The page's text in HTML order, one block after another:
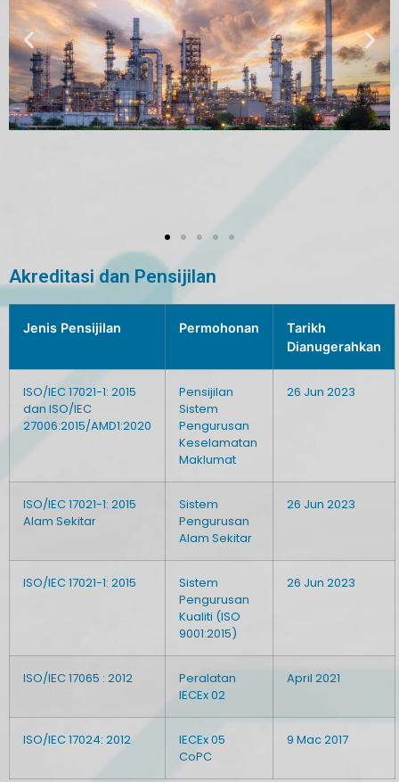
Akreditasi dan Pensijilan
Jenis Pensijilan Permohonan
Tarikh
Dianugerahkan
ISO/IEC 17021-1: 2015
dan ISO/IEC
27006:2015/AMD1:2020
Pensijilan
Sistem
Pengurusan
Keselamatan
Maklumat
26 Jun 2023
ISO/IEC 17021-1: 2015
Alam Sekitar
Sistem
Pengurusan
Alam Sekitar
26 Jun 2023
ISO/IEC 17021-1: 2015
Sistem
Pengurusan
Kualiti (ISO
9001:2015)
26 Jun 2023
ISO/IEC 17065 : 2012
Peralatan
IECEx 02
April 2021
ISO/IEC 17024: 2012
IECEx 05
CoPC
9 Mac 2017